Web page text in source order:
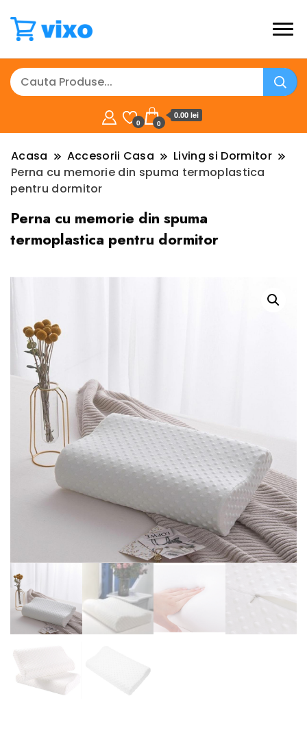
0 0
0.00 lei
Acasa Accesorii Casa
Living si Dormitor
Perna cu memorie din spuma termoplastica
pentru dormitor
Perna cu memorie din spuma
termoplastica pentru dormitor